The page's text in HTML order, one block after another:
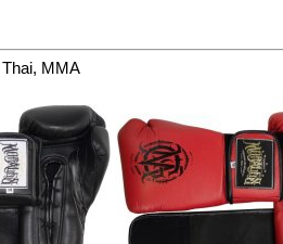
MMA